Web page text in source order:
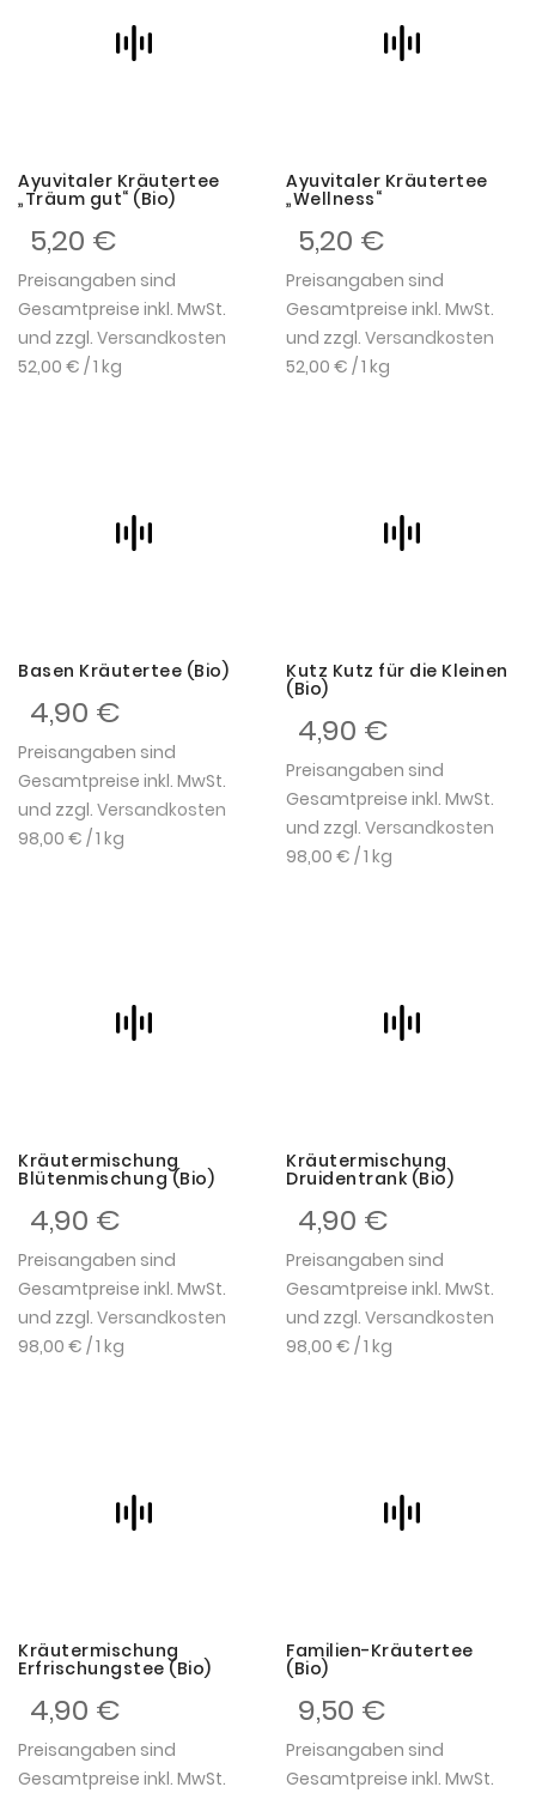
Ayuvitaler Kräutertee
„Träum gut“ (Bio)
5,20 €
Preisangaben sind
Gesamtpreise inkl. MwSt.
und zzgl. Versandkosten
52,00 € / 1 kg
Ayuvitaler Kräutertee
„Wellness“
5,20 €
Preisangaben sind
Gesamtpreise inkl. MwSt.
und zzgl. Versandkosten
52,00 € / 1 kg
Basen Kräutertee (Bio)
4,90 €
Preisangaben sind
Gesamtpreise inkl. MwSt.
und zzgl. Versandkosten
98,00 € / 1 kg
Kutz Kutz für die Kleinen
(Bio)
4,90 €
Preisangaben sind
Gesamtpreise inkl. MwSt.
und zzgl. Versandkosten
98,00 € / 1 kg
Kräutermischung
Blütenmischung (Bio)
4,90 €
Preisangaben sind
Gesamtpreise inkl. MwSt.
und zzgl. Versandkosten
98,00 € / 1 kg
Kräutermischung
Druidentrank (Bio)
4,90 €
Preisangaben sind
Gesamtpreise inkl. MwSt.
und zzgl. Versandkosten
98,00 € / 1 kg
Kräutermischung
Erfrischungstee (Bio)
4,90 €
Preisangaben sind
Gesamtpreise inkl. MwSt.
Familien-Kräutertee
(Bio)
9,50 €
Preisangaben sind
Gesamtpreise inkl. MwSt.